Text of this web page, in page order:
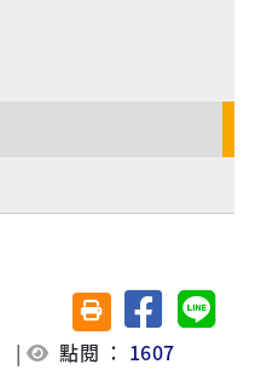
友善列印(另開視窗)
分享至臉書分享
| 點閱 ： 1607